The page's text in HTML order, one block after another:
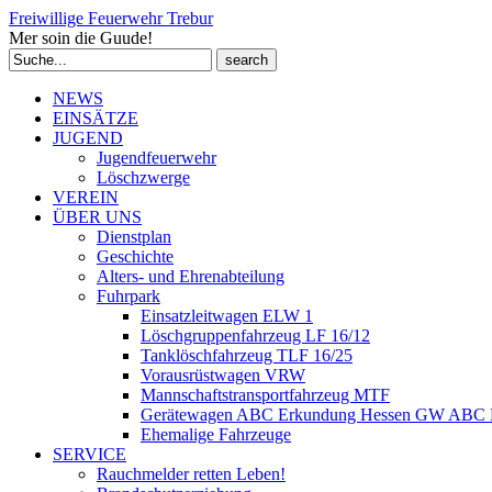
Freiwillige Feuerwehr Trebur
Mer soin die Guude!
Search
for:
NEWS
EINSÄTZE
JUGEND
Jugendfeuerwehr
Löschzwerge
VEREIN
ÜBER UNS
Dienstplan
Geschichte
Alters- und Ehrenabteilung
Fuhrpark
Einsatzleitwagen ELW 1
Löschgruppenfahrzeug LF 16/12
Tanklöschfahrzeug TLF 16/25
Vorausrüstwagen VRW
Mannschaftstransportfahrzeug MTF
Gerätewagen ABC Erkundung Hessen GW ABC
Ehemalige Fahrzeuge
SERVICE
Rauchmelder retten Leben!